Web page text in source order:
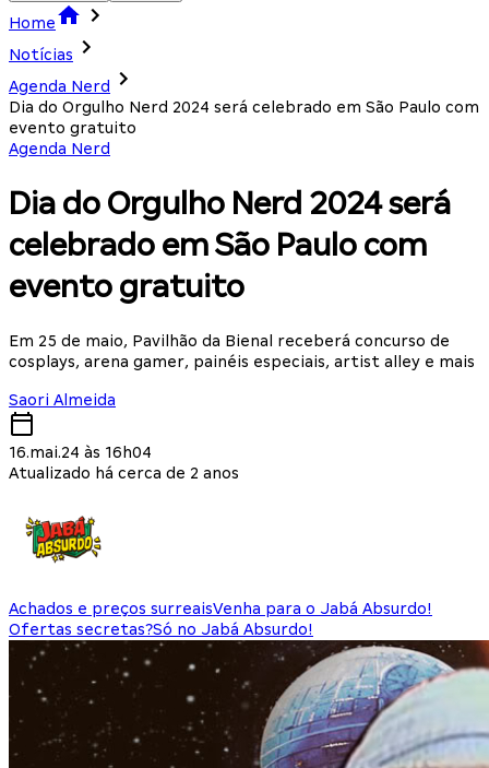
Home
Notícias
Agenda Nerd
Dia do Orgulho Nerd 2024 será celebrado em São Paulo com
evento gratuito
Agenda Nerd
Dia do Orgulho Nerd 2024 será
celebrado em São Paulo com
evento gratuito
Em 25 de maio, Pavilhão da Bienal receberá concurso de
cosplays, arena gamer, painéis especiais, artist alley e mais
Saori Almeida
16.mai.24 às 16h04
Atualizado há cerca de 2 anos
Achados e preços surreaisVenha para o Jabá Absurdo!
Ofertas secretas?Só no Jabá Absurdo!